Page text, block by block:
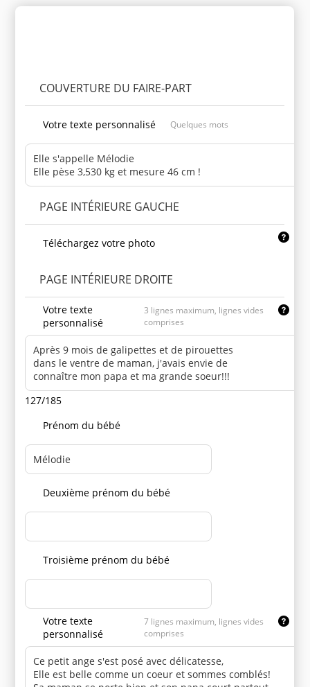
COUVERTURE DU FAIRE-PART
Votre texte personnalisé Quelques mots
PAGE INTÉRIEURE GAUCHE
Téléchargez votre photo
PAGE INTÉRIEURE DROITE
Votre texte
personnalisé
3 lignes maximum, lignes vides
comprises
127/185
Prénom du bébé
Deuxième prénom du bébé
Troisième prénom du bébé
Votre texte
personnalisé
7 lignes maximum, lignes vides
comprises